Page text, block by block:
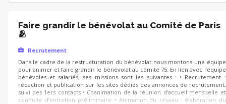
Faire grandir le bénévolat au Comité de Paris
🫂
Recrutement
Dans le cadre de la restructuration du bénévolat nous montons une équipe
pour animer et faire grandir le bénévolat au comité 75. En lien avec l’équipe
bénévoles et salariés, ses missions sont les suivantes : • Recrutement :
rédaction et publication sur les sites dédiés des annonces de recrutement,
suivi des 1ers contacts • Coanimation de la réunion d'accueil mensuelle et
conduite d’entretien préliminaire • Animation du réseau : élaboration du